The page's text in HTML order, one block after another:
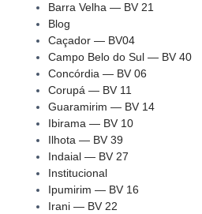
Barra Velha — BV 21
Blog
Caçador — BV04
Campo Belo do Sul — BV 40
Concórdia — BV 06
Corupá — BV 11
Guaramirim — BV 14
Ibirama — BV 10
Ilhota — BV 39
Indaial — BV 27
Institucional
Ipumirim — BV 16
Irani — BV 22